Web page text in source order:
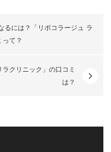
るには？「リポコラージュ ラ
って？
クリニック」の口コミ
は？